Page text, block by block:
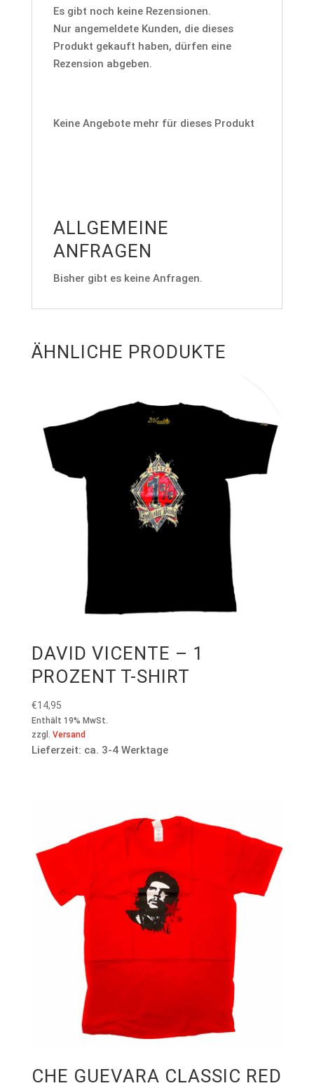
Es gibt noch keine Rezensionen.
Nur angemeldete Kunden, die dieses
Produkt gekauft haben, dürfen eine
Rezension abgeben.
Keine Angebote mehr für dieses Produkt
ALLGEMEINE
ANFRAGEN
Bisher gibt es keine Anfragen.
ÄHNLICHE PRODUKTE
DAVID VICENTE – 1
PROZENT T-SHIRT
€14,95
Enthält 19% MwSt.
zzgl. Versand
Lieferzeit: ca. 3-4 Werktage
CHE GUEVARA CLASSIC RED